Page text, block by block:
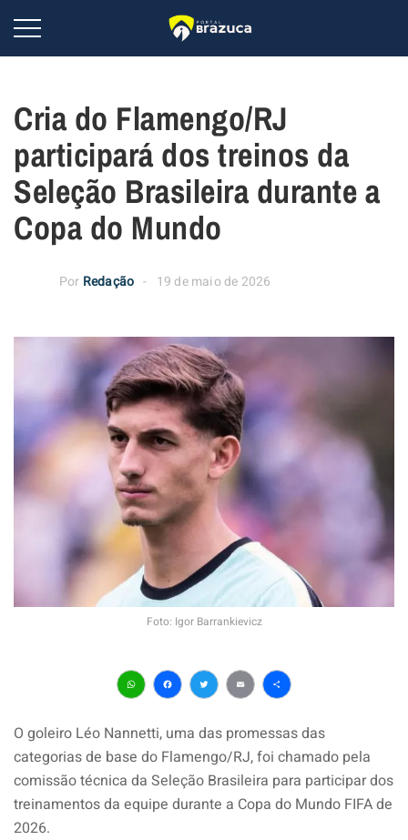
Cria do Flamengo/RJ
participará dos treinos da
Seleção Brasileira durante a
Copa do Mundo
Por Redação 19 de maio de 2026
Foto: Igor Barrankievicz
WhatsApp
Facebook
Twitter
EmailShare
O goleiro Léo Nannetti, uma das promessas das
categorias de base do Flamengo/RJ, foi chamado pela
comissão técnica da Seleção Brasileira para participar dos
treinamentos da equipe durante a Copa do Mundo FIFA de
2026.